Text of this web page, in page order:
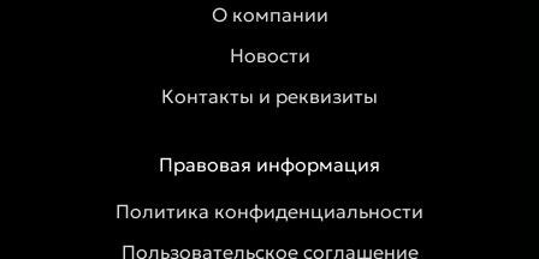
О компании
Новости
Контакты и реквизиты
Правовая информация
Политика конфиденциальности
Пользовательское соглашение